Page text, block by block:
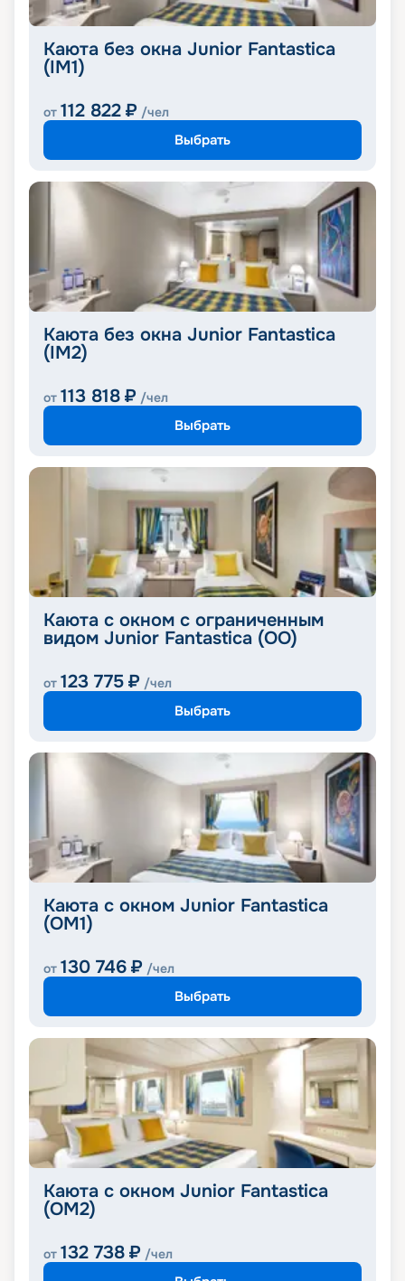
Каюта без окна Junior Fantastica
(IM1)
от 112 822 ₽ /чел
Выбрать
Каюта без окна Junior Fantastica
(IM2)
от 113 818 ₽ /чел
Выбрать
Каюта с окном с ограниченным
видом Junior Fantastica (OO)
от 123 775 ₽ /чел
Выбрать
Каюта с окном Junior Fantastica
(OM1)
от 130 746 ₽ /чел
Выбрать
Каюта с окном Junior Fantastica
(OM2)
от 132 738 ₽ /чел